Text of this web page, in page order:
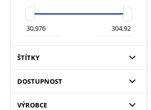
ŠTÍTKY
DOSTUPNOST
VÝROBCE